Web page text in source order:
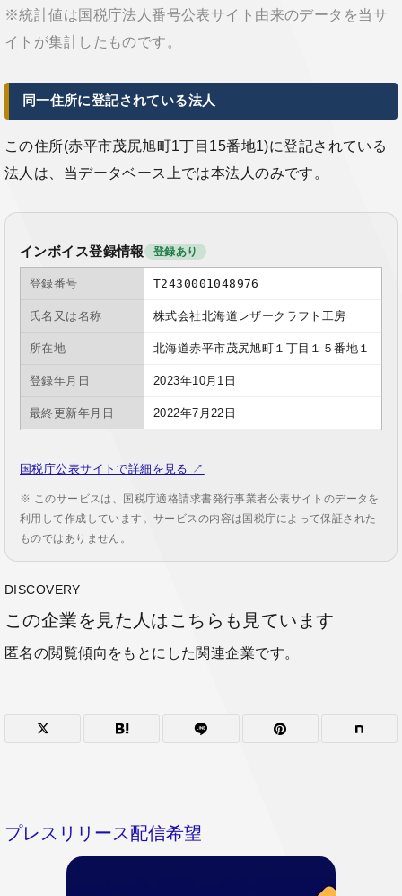
※統計値は国税庁法人番号公表サイト由来のデータを当サ
イトが集計したものです。
同一住所に登記されている法人
この住所(赤平市茂尻旭町1丁目15番地1)に登記されている
法人は、当データベース上では本法人のみです。
インボイス登録情報 登録あり
登録番号 T2430001048976
氏名又は名称 株式会社北海道レザークラフト工房
所在地 北海道赤平市茂尻旭町１丁目１５番地１
登録年月日 2023年10月1日
最終更新年月日 2022年7月22日
国税庁公表サイトで詳細を見る ↗
※ このサービスは、国税庁適格請求書発行事業者公表サイトのデータを
利用して作成しています。サービスの内容は国税庁によって保証された
ものではありません。
DISCOVERY
この企業を見た人はこちらも見ています
匿名の閲覧傾向をもとにした関連企業です。
プレスリリース配信希望